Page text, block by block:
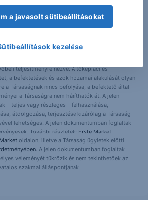
19/2002; tőzsdetagság: BÉT Zrt.; a továbbiakban:
tartott forrásokon alapulnak, de azokért a
tanácsadásnak, értékpapír jegyzésére, vételére,
vagy ajánlatnak. Felhívjuk szíves figyelmét
teljesítményre nézve. A tőkepiaci és
a befektetések és azok hozamai alakulását olyan
a Társaságnak nincs befolyása, a befektető által
a Társaságra nem háríthatók át. A jelen
– teljes vagy részleges – felhasználása,
átdolgozása, terjesztése kizárólag a Társaság
lehetséges. A jelen dokumentumban foglaltak
További részletek: Erste Market
oldalon, illetve a Társaság ügyletek előtti
. A jelen dokumentumban foglaltak
véleményét tükrözik és nem tekinthetőek az
szakmai álláspontjának
a javasolt sütibeállításokat
kezelése